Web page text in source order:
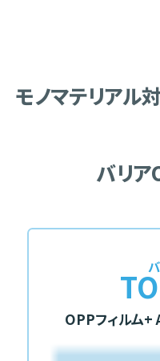
モノマテリアル
バリア
OPPフィルム+